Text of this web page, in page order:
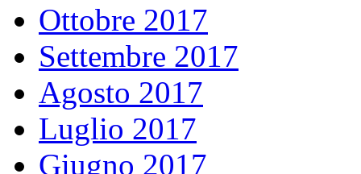
Ottobre 2017
Settembre 2017
Agosto 2017
Luglio 2017
Giugno 2017